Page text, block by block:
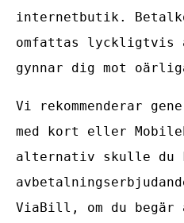
internetbutik.
omfattas lyckligtvis
gynnar dig mot
Vi rekommenderar
med kort eller
alternativ skulle du
ViaBill, om du